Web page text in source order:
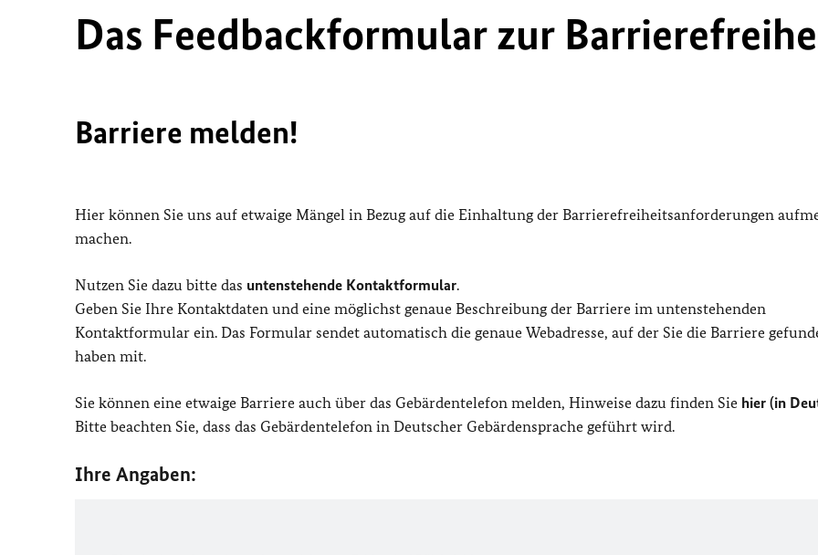
Das Feedbackformular zur
Barriere melden!
Hier können Sie uns auf etwaige Mängel in Bezug auf die Einhaltung der Barrierefreiheitsanforderungen
machen.
Nutzen Sie dazu bitte das untenstehende Kontaktformular.
Geben Sie Ihre Kontaktdaten und eine möglichst genaue Beschreibung der Barriere im untenstehenden
Kontaktformular ein. Das Formular sendet automatisch die genaue Webadresse, auf der Sie die Barriere
haben mit.
Sie können eine etwaige Barriere auch über das Gebärdentelefon melden, Hinweise dazu finden Sie hier (in
Bitte beachten Sie, dass das Gebärdentelefon in Deutscher Gebärdensprache geführt wird.
Ihre Angaben: